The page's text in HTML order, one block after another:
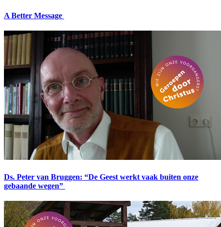
A Better Message
Ds. Peter van Bruggen: “De Geest werkt vaak buiten onze
gebaande wegen”